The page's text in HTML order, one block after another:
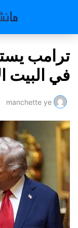
ترامب
في البيت
manchette ye